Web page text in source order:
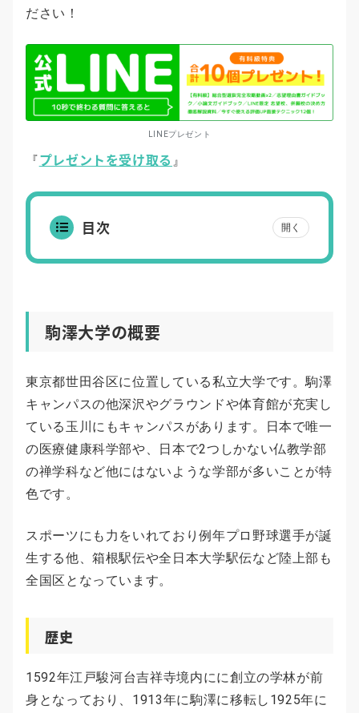
ださい！
LINEプレゼント
『プレゼントを受け取る 』
目次 開く
駒澤大学の概要
東京都世田谷区に位置している私立大学です。駒澤
キャンパスの他深沢やグラウンドや体育館が充実し
ている玉川にもキャンパスがあります。日本で唯一
の医療健康科学部や、日本で2つしかない仏教学部
の禅学科など他にはないような学部が多いことが特
色です。
スポーツにも力をいれており例年プロ野球選手が誕
生する他、箱根駅伝や全日本大学駅伝など陸上部も
全国区となっています。
歴史
1592年江戸駿河台吉祥寺境内にに創立の学林が前
身となっており、1913年に駒澤に移転し1925年に